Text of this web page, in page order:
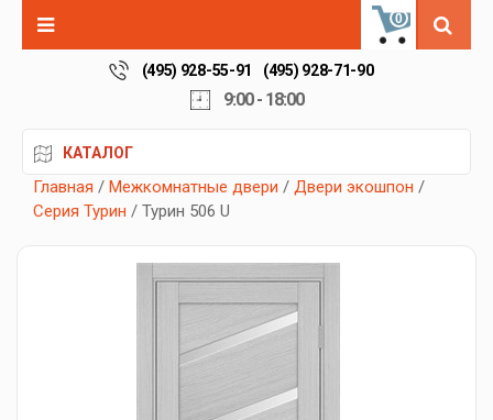
0
(495) 928-55-91 (495) 928-71-90
9:00 - 18:00
КАТАЛОГ
Главная / Межкомнатные двери / Двери экошпон /
Серия Турин / Турин 506 U